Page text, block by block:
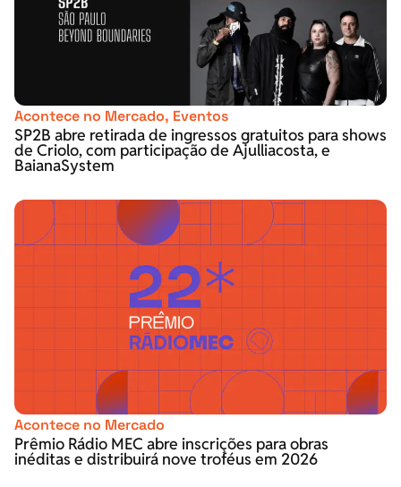
Acontece no Mercado, Eventos
SP2B abre retirada de ingressos gratuitos para shows
de Criolo, com participação de Ajulliacosta, e
BaianaSystem
Acontece no Mercado
Prêmio Rádio MEC abre inscrições para obras
inéditas e distribuirá nove troféus em 2026